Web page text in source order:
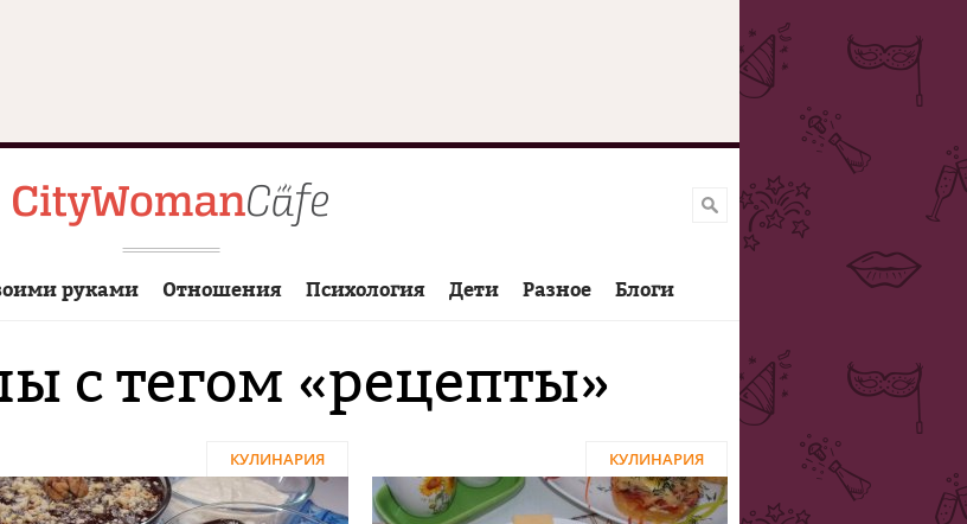
руками Отношения Психология Дети Разное Блоги
с тегом «рецепты»
КУЛИНАРИЯ КУЛИНАРИЯ